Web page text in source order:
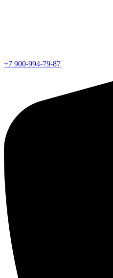
+7 900-994-79-87